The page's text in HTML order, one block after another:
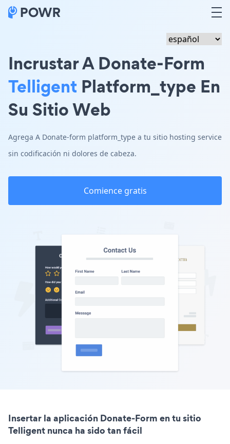
Incrustar A Donate-Form
Telligent Platform_type En
Su Sitio Web
Agrega A Donate-form platform_type a tu sitio hosting service
sin codificación ni dolores de cabeza.
Comience gratis
Insertar la aplicación Donate-Form en tu sitio
Telligent nunca ha sido tan fácil